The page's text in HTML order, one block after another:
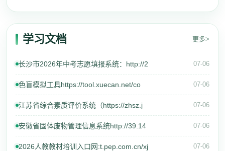
学习文档 更多>
长沙市2026年中考志愿填报系统：http://2 07-06
色盲模拟工具https://tool.xuecan.net/co 07-06
江苏省综合素质评价系统（https://zhsz.j 07-06
安徽省固体废物管理信息系统http://39.14 07-06
2026人教教材培训入口网:t.pep.com.cn/xj 07-06